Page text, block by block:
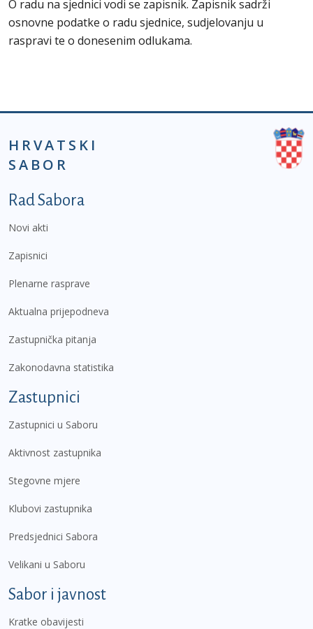
O radu na sjednici vodi se zapisnik. Zapisnik sadrži
osnovne podatke o radu sjednice, sudjelovanju u
raspravi te o donesenim odlukama.
HRVATSKI
SABOR
Podnožje prvi izbornik
Rad Sabora
Novi akti
Zapisnici
Plenarne rasprave
Aktualna prijepodneva
Zastupnička pitanja
Zakonodavna statistika
Zastupnici
Zastupnici u Saboru
Aktivnost zastupnika
Stegovne mjere
Klubovi zastupnika
Predsjednici Sabora
Velikani u Saboru
Sabor i javnost
Kratke obavijesti